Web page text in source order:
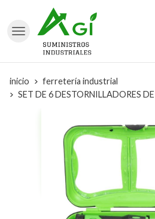
inicio
ferretería industrial
SET DE 6 DESTORNILLADORES